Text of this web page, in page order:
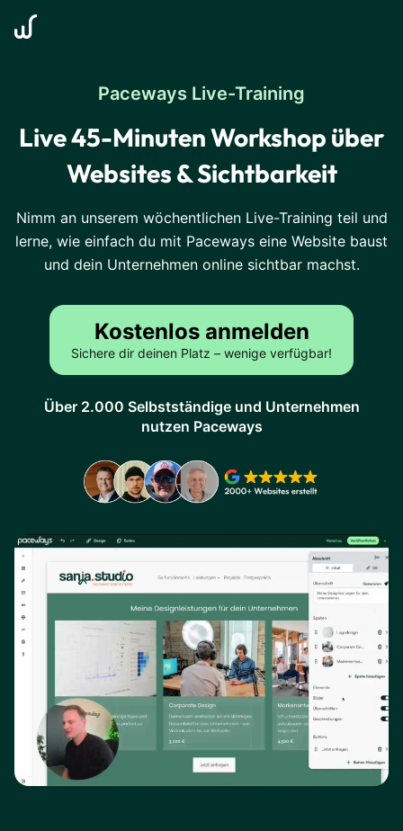
Paceways Live-Training
Live 45-Minuten Workshop über
Websites & Sichtbarkeit
Nimm an unserem wöchentlichen Live-Training teil und
lerne, wie einfach du mit Paceways eine Website baust
und dein Unternehmen online sichtbar machst.
Kostenlos anmelden
Sichere dir deinen Platz – wenige verfügbar!
Über 2.000 Selbstständige und Unternehmen
nutzen Paceways